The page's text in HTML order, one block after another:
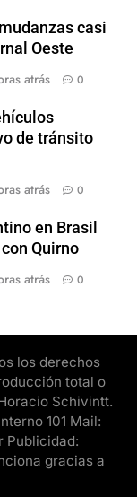
casi
Oeste
atrás 0
de tránsito
atrás 0
en Brasil
Quirno
atrás 0
los derechos
total o
Schivintt.
101 Mail:
Publicidad:
gracias a